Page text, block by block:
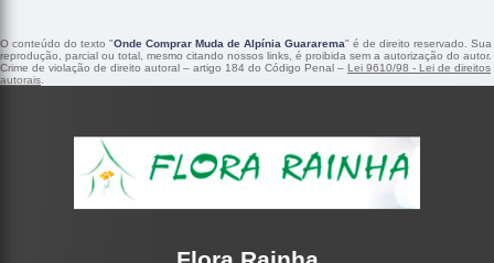
O conteúdo do texto "Onde Comprar Muda de Alpínia Guararema" é de direito reservado. Sua
reprodução, parcial ou total, mesmo citando nossos links, é proibida sem a autorização do autor.
Crime de violação de direito autoral – artigo 184 do Código Penal – Lei 9610/98 - Lei de direitos
autorais